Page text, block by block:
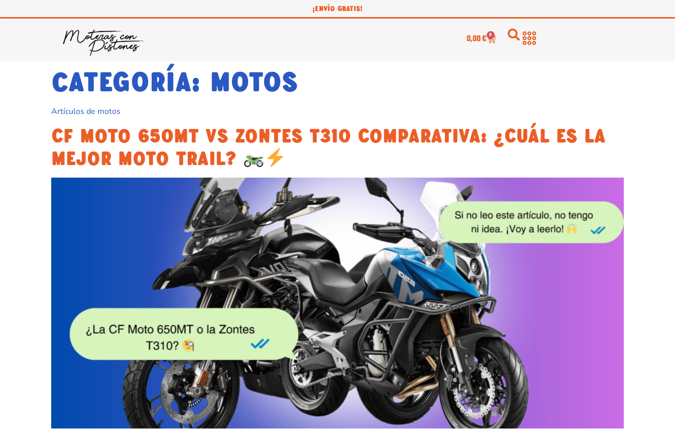
¡ENVÍO GRATIS!
0,00€ 0
Categoría: Motos
Artículos de motos
CF MOTO 650MT VS ZONTES T310 COMPARATIVA: ¿CUÁL ES LA
MEJOR MOTO TRAIL?